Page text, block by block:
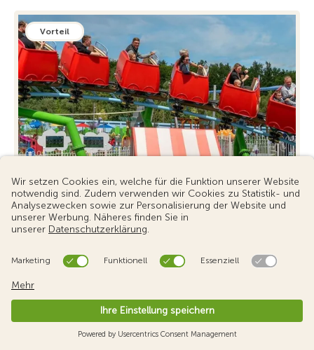
Vorteil
Rabatt 15%
PEPPA PIG Park
Sparen Sie als TCS Mitglied 15% auf datierte
erstem PEPPA PIG Park.
Mehr erfahren